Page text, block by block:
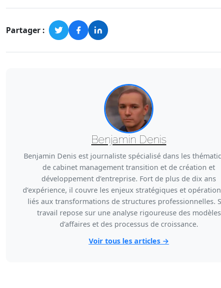
Partager :
Benjamin Denis
Benjamin Denis est journaliste spécialisé dans les
de cabinet management transition et de création et
développement d’entreprise. Fort de plus de dix ans
d’expérience, il couvre les enjeux stratégiques et
liés aux transformations de structures professionnelles.
travail repose sur une analyse rigoureuse des modèles
d’affaires et des processus de croissance.
Voir tous les articles →